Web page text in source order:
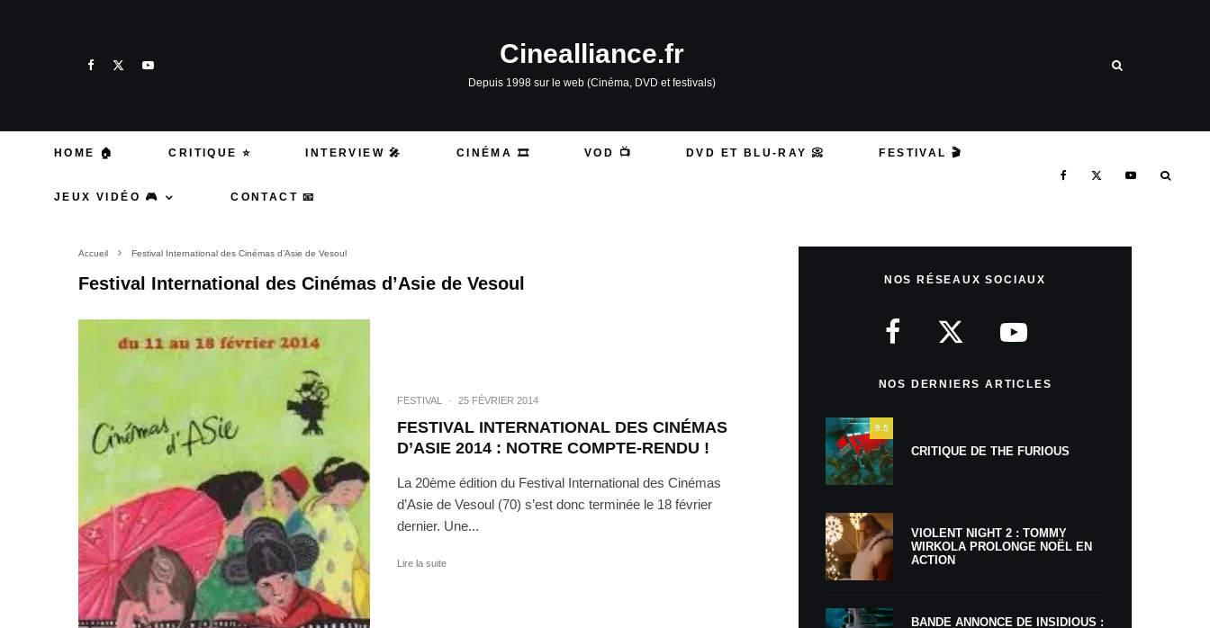
Cinealliance.fr
Depuis 1998 sur le web (Cinéma, DVD et festivals)
HOME 🏠 CRITIQUE ⭐ INTERVIEW 🎤 CINÉMA 🎞️ VOD 📺 DVD ET BLU-RAY 📀 FESTIVAL 🎬
JEUX VIDÉO 🎮 CONTACT 📧
Accueil Festival International des Cinémas d’Asie de Vesoul
Festival International des Cinémas d’Asie de Vesoul
FESTIVAL · 25 FÉVRIER 2014
FESTIVAL INTERNATIONAL DES CINÉMAS
D’ASIE 2014 : NOTRE COMPTE-RENDU !
La 20ème édition du Festival International des Cinémas
d’Asie de Vesoul (70) s’est donc terminée le 18 février
dernier. Une...
Lire la suite
NOS RÉSEAUX SOCIAUX
NOS DERNIERS ARTICLES
9.5
CRITIQUE DE THE FURIOUS
VIOLENT NIGHT 2 : TOMMY
WIRKOLA PROLONGE NOËL EN
ACTION
BANDE ANNONCE DE INSIDIOUS :